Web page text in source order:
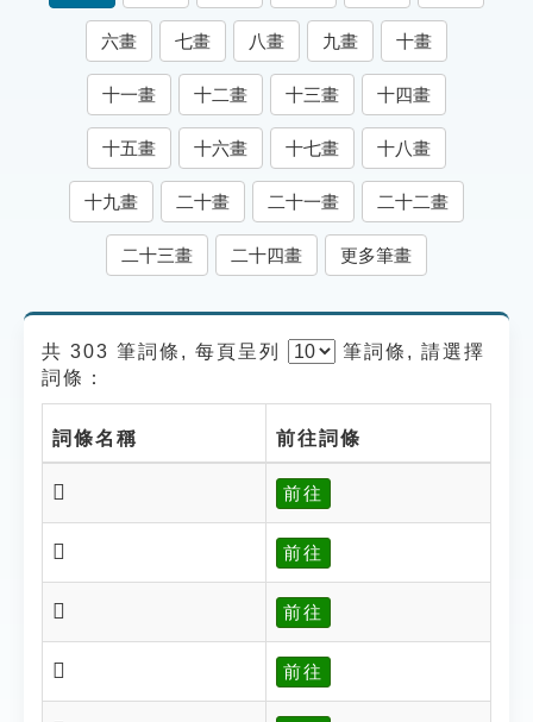
知識索引
單字索引
生命大百科索引
遊戲專區
貓頭鷹博士
六畫 七畫 八畫 九畫 十畫
十一畫 十二畫 十三畫 十四畫
十五畫 十六畫 十七畫 十八畫
十九畫 二十畫 二十一畫 二十二畫
二十三畫 二十四畫 更多筆畫
共 303 筆詞條, 每頁呈列 筆詞條, 請選擇
詞條：
詞條名稱 前往詞條
𩬖 前往
𩬗 前往
𩬘 前往
𩬙 前往